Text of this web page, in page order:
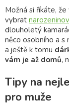
Možná si říkáte,
vybrat
dlouholetý
něco osobního a s
a ještě k tomu
vám je až domů,
Tipy na
pro muže